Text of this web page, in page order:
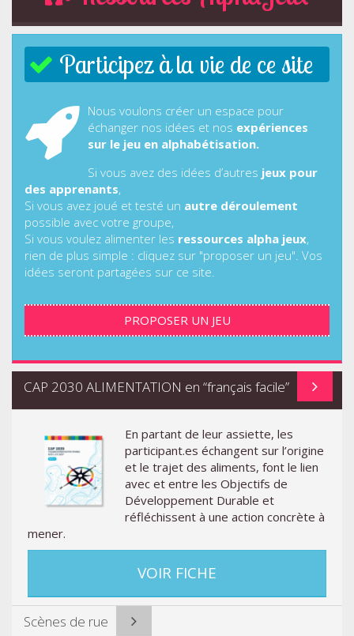
Participez à la vie de ce site
Nous voulons créer un espace pour
échanger nos idées et nos expériences
sur le jeu en alphabétisation.
Si vous avez des idées d’autres jeux pour
des apprenants,
Si vous avez joué et testé un autre déroulement
possible avec votre groupe,
Si vous voulez alimenter les ressources alpha jeux,
rien de plus simple : cliquez sur "proposer un jeu". Vos
idées seront partagées sur ce site.
PROPOSER UN JEU
CAP 2030 ALIMENTATION en “français facile”
En partant de leur assiette, les
participant.es échangent sur l’origine
et le trajet des aliments, font le lien
avec et entre les Objectifs de
Développement Durable et
réfléchissent à une action concrète à
mener.
VOIR FICHE
Scènes de rue